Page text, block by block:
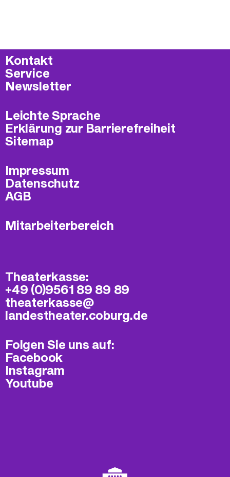
Kontakt
Service
Newsletter
Leichte Sprache
Erklärung zur Barrierefreiheit
Sitemap
Impressum
Datenschutz
AGB
Mitarbeiterbereich
Theaterkasse:
+49 (0)9561 89 89 89
theaterkasse@​
landestheater.coburg.de
Folgen Sie uns auf:
Facebook
Instagram
Youtube